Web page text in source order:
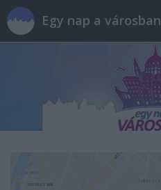
Egy nap a városban